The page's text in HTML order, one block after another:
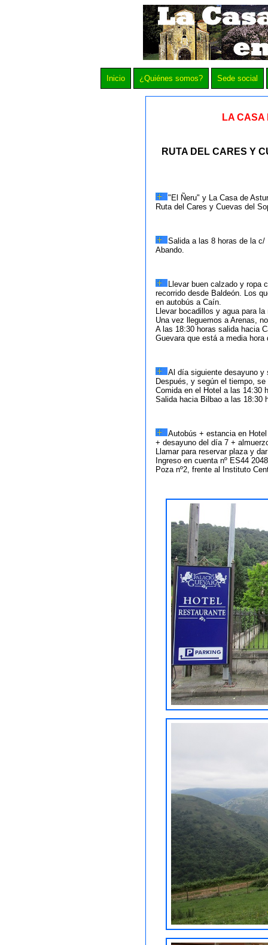
Inicio ¿Quiénes somos? Sede social
LA CASA
RUTA DEL CARES Y
"El Ñeru" y La Casa de
Ruta del Cares y Cuevas del
Salida a las 8 horas de la c/
Abando.
Llevar buen calzado y ropa
recorrido desde Baldeón. Los
en autobús a Caín.
Llevar bocadillos y agua para la
Una vez lleguemos a Arenas,
A las 18:30 horas salida hacia
Guevara que está a media
Al día siguiente desayuno y
Después, y según el tiempo,
Comida en el Hotel a las 14:30
Salida hacia Bilbao a las 18:30
Autobús + estancia en
+ desayuno del día 7 +
Llamar para reservar plaza y
Ingreso en cuenta nº ES44
Poza nº2, frente al Instituto